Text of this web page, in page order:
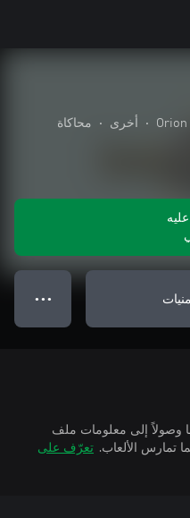
• أخرى • محاكاة
● ● ●
وصولاً إلى معلومات ملف
تعرّف على